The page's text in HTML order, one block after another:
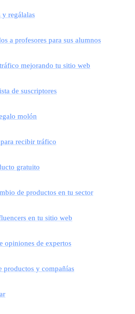
y regálalas
a profesores para sus alumnos
mejorando tu sitio web
de suscriptores
molón
recibir tráfico
gratuito
de productos en tu sector
en tu sitio web
opiniones de expertos
productos y compañías